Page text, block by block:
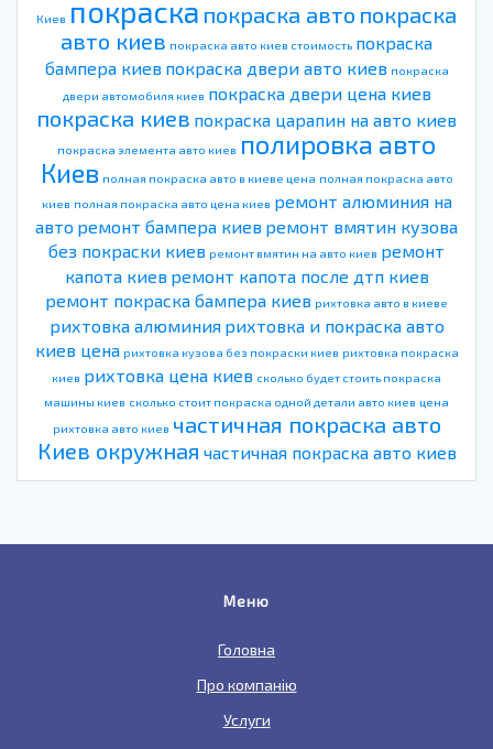
Киев покраска покраска авто покраска
авто киев покраска авто киев стоимость покраска
бампера киев покраска двери авто киев покраска
двери автомобиля киев покраска двери цена киев
покраска киев покраска царапин на авто киев
покраска элемента авто киев полировка авто
Киев полная покраска авто в киеве цена полная покраска авто
киев полная покраска авто цена киев ремонт алюминия на
авто ремонт бампера киев ремонт вмятин кузова
без покраски киев ремонт вмятин на авто киев ремонт
капота киев ремонт капота после дтп киев
ремонт покраска бампера киев рихтовка авто в киеве
рихтовка алюминия рихтовка и покраска авто
киев цена рихтовка кузова без покраски киев рихтовка покраска
киев рихтовка цена киев сколько будет стоить покраска
машины киев сколько стоит покраска одной детали авто киев цена
рихтовка авто киев частичная покраска авто
Киев окружная частичная покраска авто киев
Меню
Головна
Про компанію
Услуги